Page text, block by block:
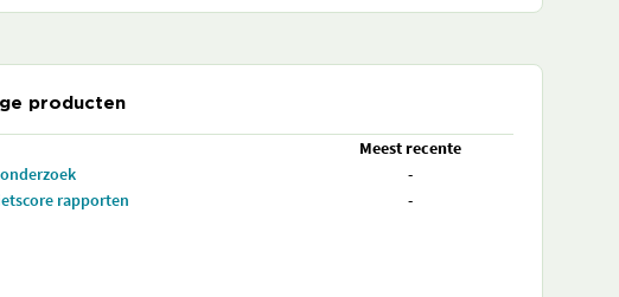
producten
Meest recente
-
rapporten
-